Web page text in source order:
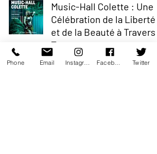
Music-Hall Colette : Une
Célébration de la Liberté
et de la Beauté à Travers
Temps
Théâtre
Phone Email Twitter